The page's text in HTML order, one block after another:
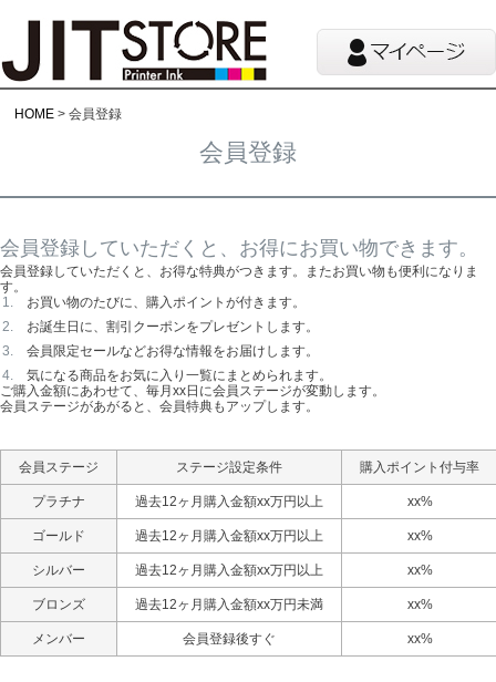
HOME 会員登録
会員登録
会員登録していただくと、お得にお買い物できます。
会員登録していただくと、お得な特典がつきます。またお買い物も便利になりま
す。
お買い物のたびに、購入ポイントが付きます。
お誕生日に、割引クーポンをプレゼントします。
会員限定セールなどお得な情報をお届けします。
気になる商品をお気に入り一覧にまとめられます。
ご購入金額にあわせて、毎月xx日に会員ステージが変動します。
会員ステージがあがると、会員特典もアップします。
会員ステージ ステージ設定条件 購入ポイント付与率
プラチナ 過去12ヶ月購入金額xx万円以上 xx%
ゴールド 過去12ヶ月購入金額xx万円以上 xx%
シルバー 過去12ヶ月購入金額xx万円以上 xx%
ブロンズ 過去12ヶ月購入金額xx万円未満 xx%
メンバー 会員登録後すぐ xx%